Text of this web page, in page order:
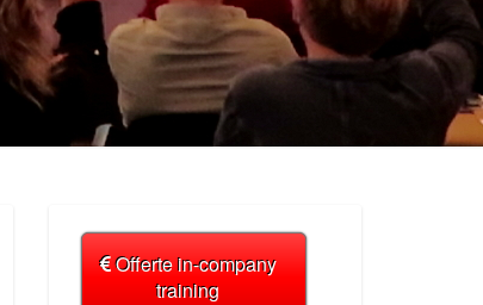
Offerte in-company
training